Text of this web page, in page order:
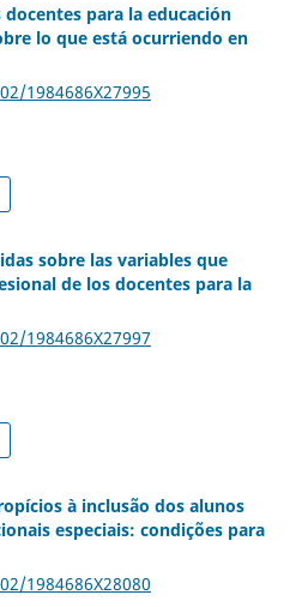
para la educación
lo que está ocurriendo en
1984686X27995
sobre las variables que
de los docentes para la
1984686X27997
à inclusão dos alunos
especiais: condições para
1984686X28080